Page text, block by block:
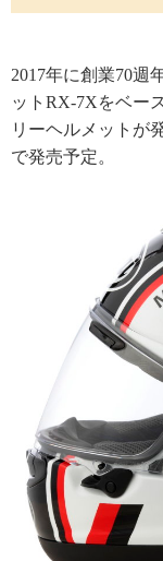
2017年に創業70週
ットRX-7Xをベー
リーヘルメットが
で発売予定。